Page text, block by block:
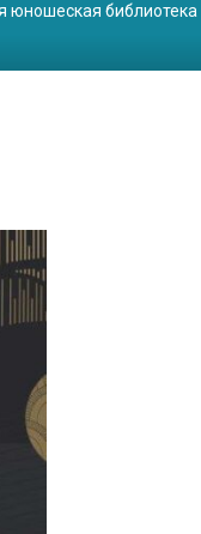
юношеская библиотека